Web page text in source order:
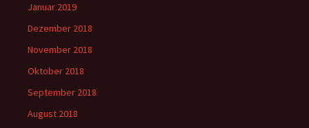
Januar 2019
Dezember 2018
November 2018
Oktober 2018
September 2018
August 2018